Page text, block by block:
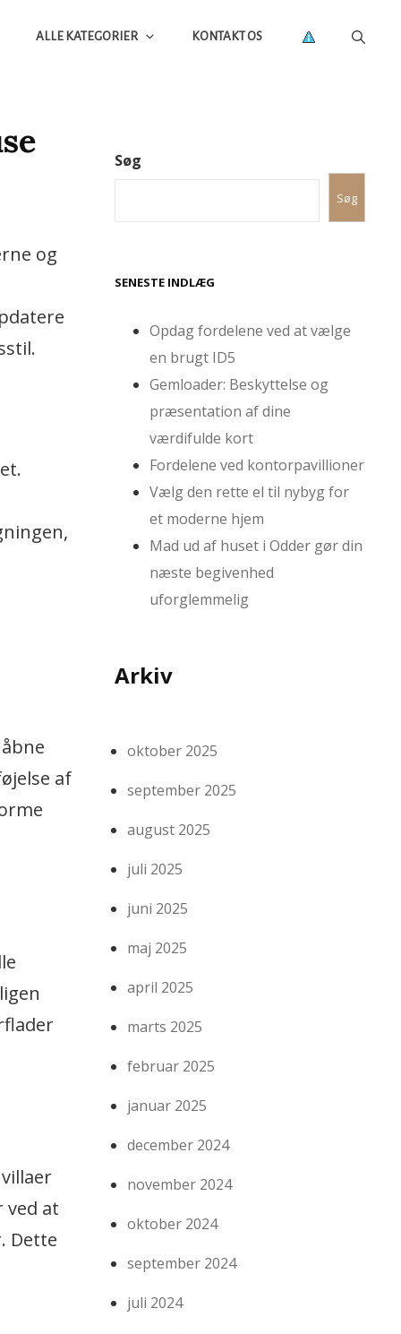
ALLE KATEGORIER KONTAKT OS
og
af
ved at
Dette
Søg
Søg
SENESTE INDLÆG
Opdag fordelene ved at vælge
en brugt ID5
Gemloader: Beskyttelse og
præsentation af dine
værdifulde kort
Fordelene ved kontorpavillioner
Vælg den rette el til nybyg for
et moderne hjem
Mad ud af huset i Odder gør din
næste begivenhed
uforglemmelig
Arkiv
oktober 2025
september 2025
august 2025
juli 2025
juni 2025
maj 2025
april 2025
marts 2025
februar 2025
januar 2025
december 2024
november 2024
oktober 2024
september 2024
juli 2024